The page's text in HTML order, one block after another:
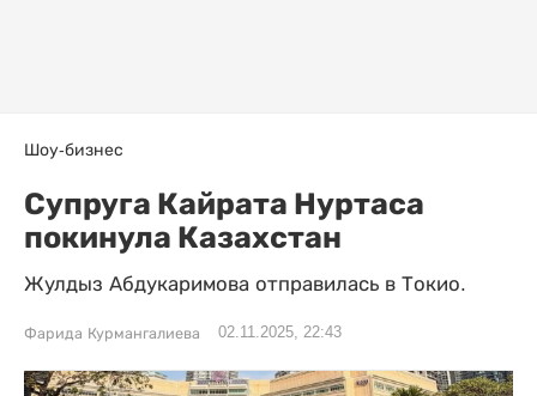
Шоу-бизнес
Супруга Кайрата Нуртаса
покинула Казахстан
Жулдыз Абдукаримова отправилась в Токио.
Фарида Курмангалиева 02.11.2025, 22:43